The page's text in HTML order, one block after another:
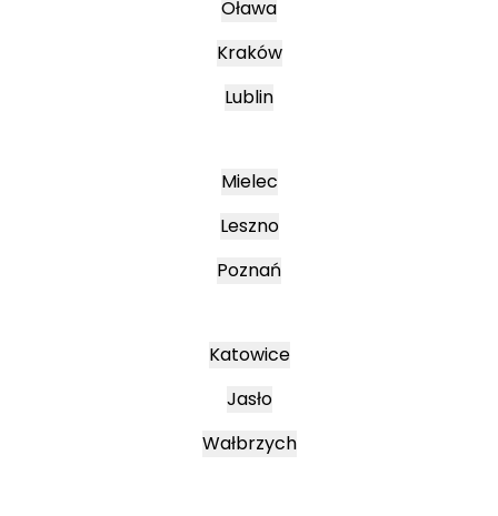
Oława
Kraków
Lublin
Mielec
Leszno
Poznań
Katowice
Jasło
Wałbrzych